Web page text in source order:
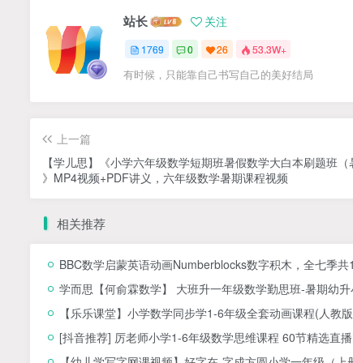
站长 关注
1769 0 26 53.3W+
有时候，只能靠自己书写自己的美好结局
上一篇
【学儿思】《小学六年级数学短期班暑假数学大白本刷题班（
》MP4视频+PDF讲义，六年级数学暑期课程视频
相关推荐
BBC数学启蒙英语动画Numberblocks数字积木，全七季
学而思【何俞霖数学】 大班升一年级数学勤思班-暑期幼
【乐乐课堂】小学数学同步学1-6年级全套动画课程(人教
[抖音推荐] 厉老师小学1-6年级数学思维课程 60节精选直播